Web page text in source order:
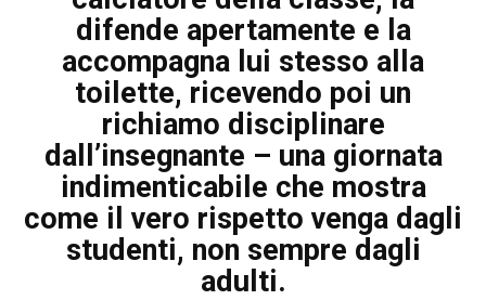
difende apertamente e la
accompagna lui stesso alla
toilette, ricevendo poi un
richiamo disciplinare
dall’insegnante – una giornata
indimenticabile che mostra
come il vero rispetto venga dagli
studenti, non sempre dagli
adulti.